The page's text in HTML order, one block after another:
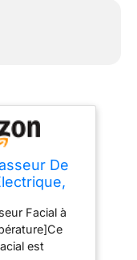
De
De
Peau
Facial à
est